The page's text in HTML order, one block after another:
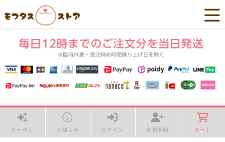
クーポン お知らせ ログイン 会員登録 カート